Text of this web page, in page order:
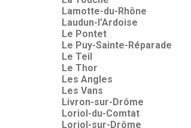
Lamotte-du-Rhône
Laudun-l’Ardoise
Le Pontet
Le Puy-Sainte-Réparade
Le Teil
Le Thor
Les Angles
Les Vans
Livron-sur-Drôme
Loriol-du-Comtat
Loriol-sur-Drôme